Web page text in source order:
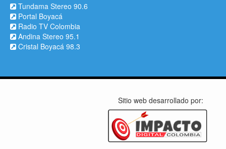
Tundama Stereo 90.6
Portal Boyacá
Radio TV Colombia
Andina Stereo 95.1
Cristal Boyacá 98.3
Sitio web desarrollado por: